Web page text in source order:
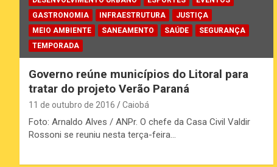
GASTRONOMIA
INFRAESTRUTURA
JUSTIÇA
MEIO AMBIENTE
SANEAMENTO SAÚDE
SEGURANÇA
TEMPORADA
Governo reúne municípios do Litoral para
tratar do projeto Verão Paraná
11 de outubro de 2016 Caiobá
Foto: Arnaldo Alves / ANPr. O chefe da Casa Civil Valdir
Rossoni se reuniu nesta terça-feira…